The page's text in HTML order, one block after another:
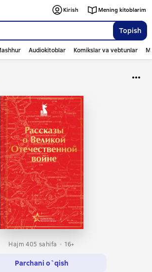
Topish
Kirish Mening kitoblarim
Audiokitoblar Komikslar va vebtunlar
Hajm 405 sahifa 16+
Parchani o`qish